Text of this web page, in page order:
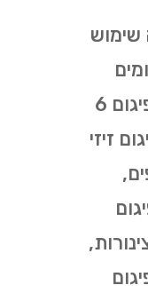
שימוש
המוצעים להשכרה. בין הסוגים: פיגום 6
זיזי